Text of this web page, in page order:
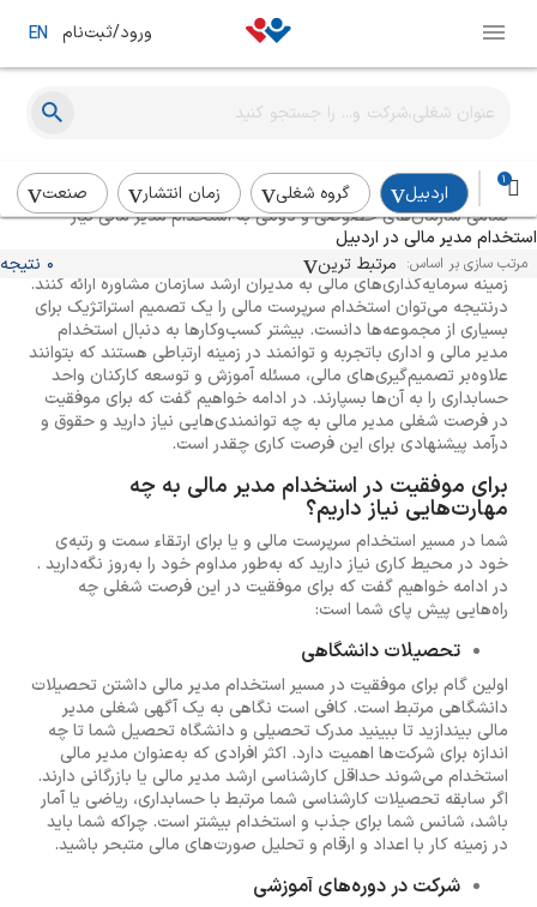
ورود/ثبت‌نام EN
1
اردبیل گروه شغلی زمان انتشار
صنعت
استخدام مدیر مالی در اردبیل
مرتب سازی بر اساس: مرتبط ترین 0 نتیجه
راهنمای استخدام مدیر مالی
تمامی سازمان‌های خصوصی و دولتی به استخدام مدیر مالی نیاز
دارند. کار اصلی مدیران مالی بهینه کردن میزان سود و هزینه‌های
مجموعه‌ها است و از این رو بهترین کسانی هستند که می‌توانند در
زمینه سرمایه‌گذاری‌های مالی به مدیران ارشد سازمان مشاوره ارائه کنند.
درنتیجه می‌توان استخدام سرپرست مالی را یک تصمیم استراتژیک برای
بسیاری از مجموعه‌ها دانست. بیشتر کسب‌وکارها به دنبال استخدام
مدیر مالی و اداری باتجربه و توانمند در زمینه ارتباطی هستند که بتوانند
علاوه‌بر تصمیم‌گیری‌های مالی، مسئله آموزش و توسعه کارکنان واحد
حسابداری را به آن‌ها بسپارند. در ادامه خواهیم گفت که برای موفقیت
در فرصت شغلی مدیر مالی به چه توانمندی‌هایی نیاز دارید و حقوق و
درآمد پیشنهادی برای این فرصت کاری چقدر است.
برای موفقیت در استخدام مدیر مالی به چه
مهارت‌هایی نیاز داریم؟
شما در مسیر استخدام سرپرست مالی و یا برای ارتقاء سمت و رتبه‌ی
خود در محیط کاری نیاز دارید که به‌طور مداوم خود را به‌روز نگه‌دارید .
در ادامه خواهیم گفت که برای موفقیت در این فرصت شغلی چه
راه‌هایی پیش پای شما است:
تحصیلات دانشگاهی
اولین گام برای موفقیت در مسیر استخدام مدیر مالی داشتن تحصیلات
دانشگاهی مرتبط است. کافی است نگاهی به یک آگهی شغلی مدیر
مالی بیندازید تا ببینید مدرک تحصیلی و دانشگاه تحصیل شما تا چه
اندازه برای شرکت‌ها اهمیت دارد. اکثر افرادی که به‌عنوان مدیر مالی
استخدام می‌شوند حداقل کارشناسی ارشد مدیر مالی یا بازرگانی دارند.
اگر سابقه تحصیلات کارشناسی شما مرتبط با حسابداری، ریاضی یا آمار
باشد، شانس شما برای جذب و استخدام بیشتر است. چراکه شما باید
در زمینه کار با اعداد و ارقام و تحلیل صورت‌های مالی متبحر باشید.
شرکت در دوره‌های آموزشی